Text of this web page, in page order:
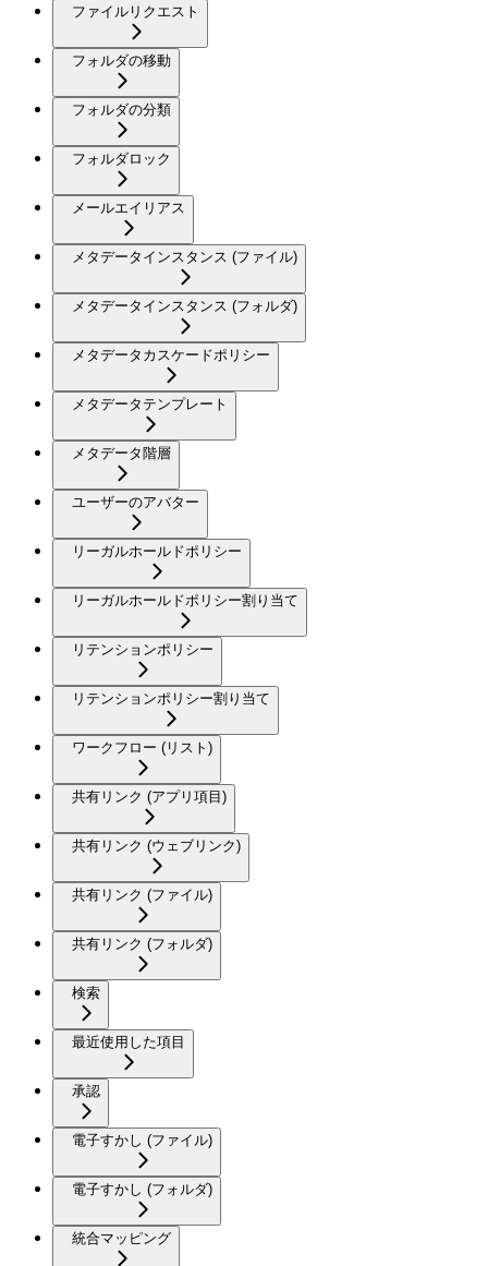
ファイルリクエスト
フォルダの移動
フォルダの分類
フォルダロック
メールエイリアス
メタデータインスタンス (ファイル)
メタデータインスタンス (フォルダ)
メタデータカスケードポリシー
メタデータテンプレート
メタデータ階層
ユーザーのアバター
リーガルホールドポリシー
リーガルホールドポリシー割り当て
リテンションポリシー
リテンションポリシー割り当て
ワークフロー (リスト)
共有リンク (アプリ項目)
共有リンク (ウェブリンク)
共有リンク (ファイル)
共有リンク (フォルダ)
検索
最近使用した項目
承認
電子すかし (ファイル)
電子すかし (フォルダ)
統合マッピング